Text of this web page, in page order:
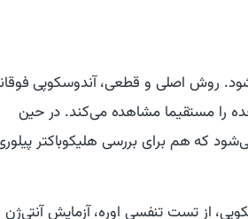
روش اصلی و قطعی، آندوسکوپی
را مستقیما مشاهده می‌کند. در حین
که هم برای بررسی هلیکوباکتر
از تست تنفسی اوره، آزمایش آنتی‌ژن